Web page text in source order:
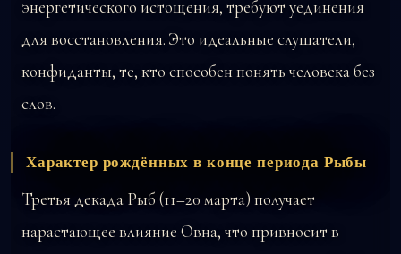
энергетического истощения, требуют уединения
для восстановления. Это идеальные слушатели,
конфиданты, те, кто способен понять человека без
слов.
Характер рождённых в конце периода Рыбы
Третья декада Рыб (11–20 марта) получает
нарастающее влияние Овна, что привносит в